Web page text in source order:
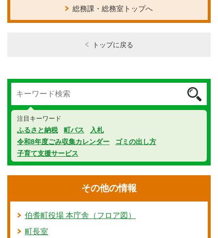
総務課・総務室トップへ
トップに戻る
注目キーワード
ふるさと納税 町バス
入札
令和8年度ごみ収集カレンダー
ゴミの出し方
子育て支援サービス
その他の情報
伯耆町役場 本庁舎（フロア図）
町長室